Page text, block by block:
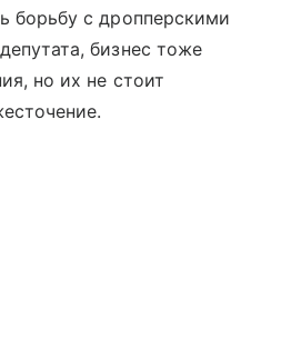
борьбу с дропперскими
бизнес тоже
но их не стоит